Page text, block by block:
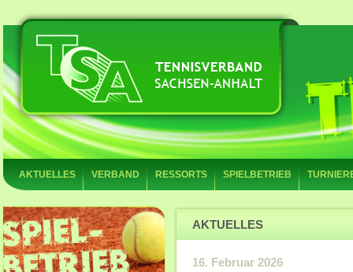
AKTUELLES VERBAND RESSORTS SPIELBETRIEB
AKTUELLES
16. Februar 2026